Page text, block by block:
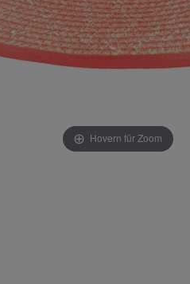
Hovern für Zoom